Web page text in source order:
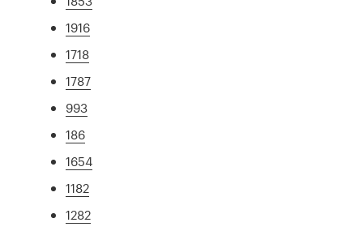
1916
1718
1787
993
186
1654
1182
1282